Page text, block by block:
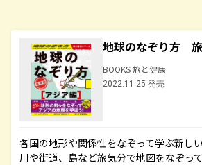
地球のなぞり方
BOOKS 旅と健康
2022.11.25 発売
各国の地形や関係性をなぞって学ぶ新し
川や街道、島など旅気分で地図をなぞっ